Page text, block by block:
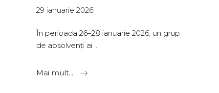
29 ianuarie 2026
În perioada 26–28 ianuarie 2026, un grup
de absolvenți ai
Mai mult...